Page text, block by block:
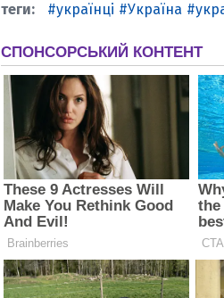
українці Україна